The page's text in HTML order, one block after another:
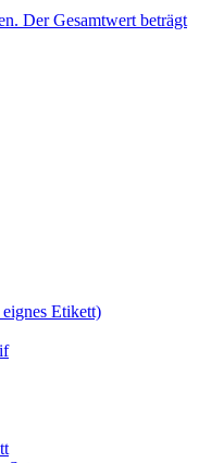
Der Gesamtwert beträgt
Etikett)